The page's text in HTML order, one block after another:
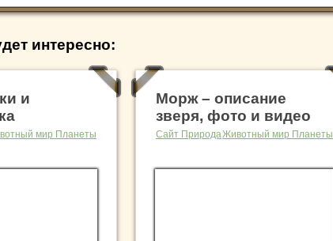
интересно:
и
мир Планеты
Морж – описание
зверя, фото и видео
Сайт ПриродаЖивотный мир Планеты